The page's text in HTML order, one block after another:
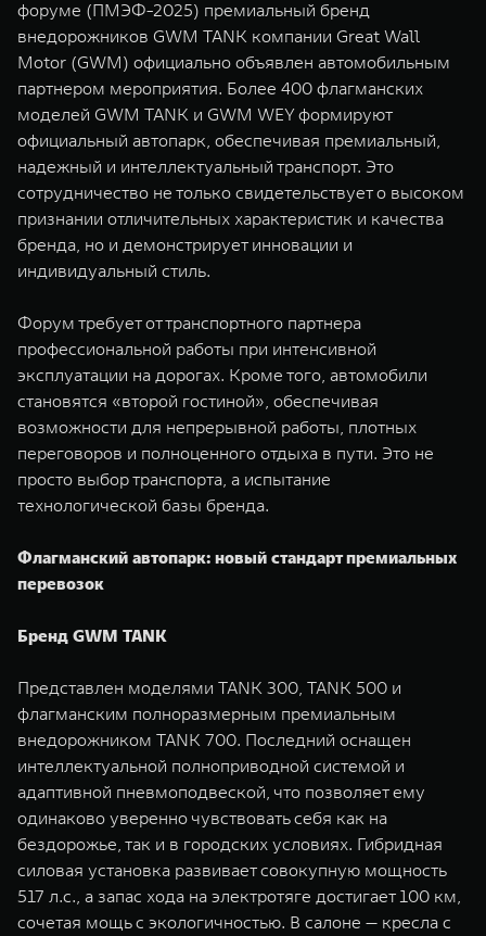
WEY 07
Расширяя границы комфорта
от 6 149 000 ₽
Эстетика
от 5 699
Масштаб возможностей
от 6 449 000 ₽
форуме (ПМЭФ-2025) премиальный бренд
внедорожников GWM TANK компании Great Wall
Motor (GWM) официально объявлен автомобильным
партнером мероприятия. Более 400 флагманских
моделей GWM TANK и GWM WEY формируют
официальный автопарк, обеспечивая премиальный,
надежный и интеллектуальный транспорт. Это
сотрудничество не только свидетельствует о высоком
признании отличительных характеристик и качества
бренда, но и демонстрирует инновации и
индивидуальный стиль.
Форум требует от транспортного партнера
профессиональной работы при интенсивной
эксплуатации на дорогах. Кроме того, автомобили
становятся «второй гостиной», обеспечивая
возможности для непрерывной работы, плотных
переговоров и полноценного отдыха в пути. Это не
просто выбор транспорта, а испытание
технологической базы бренда.
Флагманский автопарк: новый стандарт премиальных
перевозок
Бренд GWM TANK
Представлен моделями TANK 300, TANK 500 и
флагманским полноразмерным премиальным
внедорожником TANK 700. Последний оснащен
интеллектуальной полноприводной системой и
адаптивной пневмоподвеской, что позволяет ему
одинаково уверенно чувствовать себя как на
бездорожье, так и в городских условиях. Гибридная
силовая установка развивает совокупную мощность
517 л.с., а запас хода на электротяге достигает 100 км,
сочетая мощь с экологичностью. В салоне — кресла с